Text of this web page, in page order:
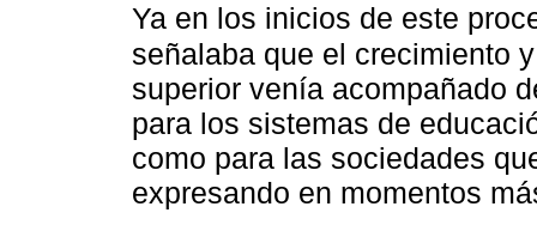
Ya en los inicios de este
señalaba que el crecimiento
superior venía acompañado
para los sistemas de
como para las sociedades
expresando en momentos